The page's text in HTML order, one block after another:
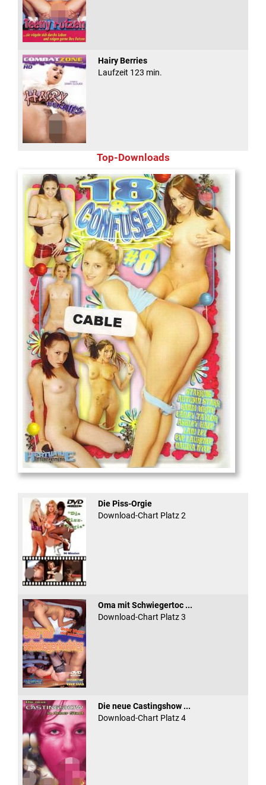
Hairy Berries
Laufzeit 123 min.
Top-Downloads
And Confused #8 - ...
Die Piss-Orgie
Download-Chart Platz 2
Oma mit Schwiegertoc ...
Download-Chart Platz 3
Die neue Castingshow ...
Download-Chart Platz 4